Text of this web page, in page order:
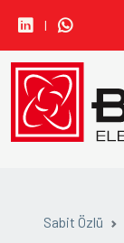
I
Sabit Özlü
• CARLO GAVAZZI
• IDEM SAFETY